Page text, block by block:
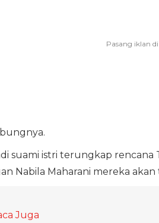
suami istri terungkap
Nabila Maharani mereka
Juga